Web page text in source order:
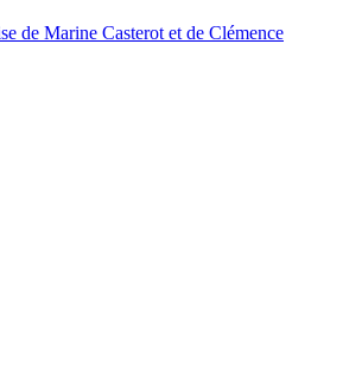
de Marine Casterot et de Clémence